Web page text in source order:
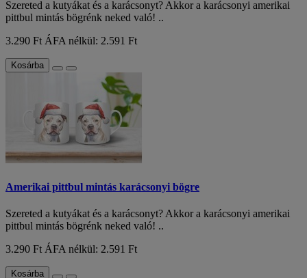
Szereted a kutyákat és a karácsonyt? Akkor a karácsonyi amerikai
pittbul mintás bögrénk neked való! ..
3.290 Ft ÁFA nélkül: 2.591 Ft
Kosárba
Amerikai pittbul mintás karácsonyi bögre
Szereted a kutyákat és a karácsonyt? Akkor a karácsonyi amerikai
pittbul mintás bögrénk neked való! ..
3.290 Ft ÁFA nélkül: 2.591 Ft
Kosárba